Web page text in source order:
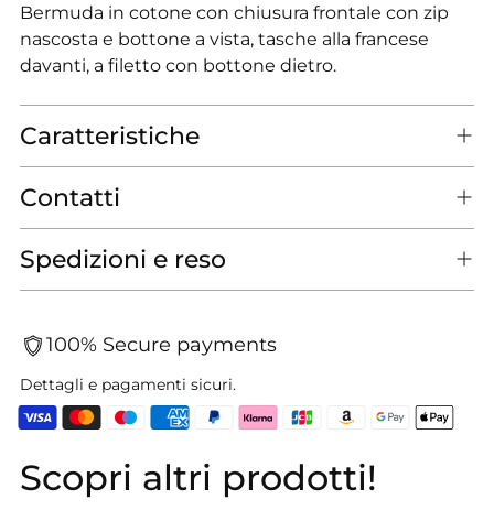
Bermuda in cotone con chiusura frontale con zip
nascosta e bottone a vista, tasche alla francese
davanti, a filetto con bottone dietro.
Caratteristiche
Contatti
Spedizioni e reso
100% Secure payments
Dettagli e pagamenti sicuri.
Aggiungere
un
Scopri altri prodotti!